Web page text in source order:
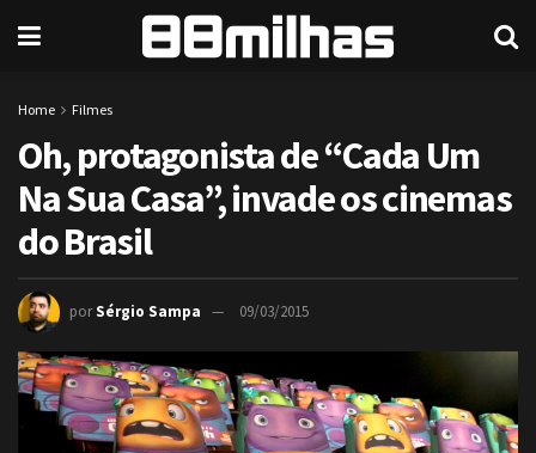
Home Filmes
Oh, protagonista de “Cada Um
Na Sua Casa”, invade os cinemas
do Brasil
porSérgio Sampa 09/03/2015